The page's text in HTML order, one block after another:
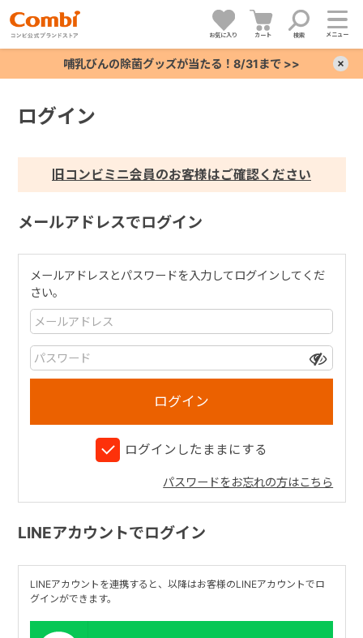
お気に入り カート 検索 メニュー
哺乳びんの除菌グッズが当たる！8/31まで >>
ログイン
旧コンビミニ会員のお客様はご確認ください
メールアドレスでログイン
メールアドレスとパスワードを入力してログインしてくだ
さい。
ログインしたままにする
パスワードをお忘れの方はこちら
LINEアカウントでログイン
LINEアカウントを連携すると、以降はお客様のLINEアカウントでロ
グインができます。